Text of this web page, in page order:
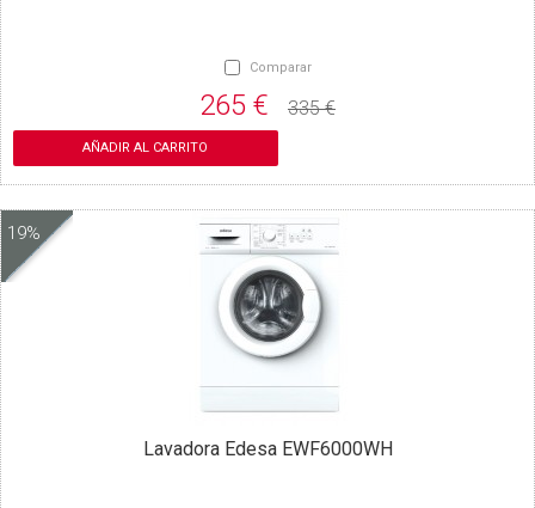
Comparar
265 € 335 €
AÑADIR AL CARRITO
19%
Lavadora Edesa EWF6000WH